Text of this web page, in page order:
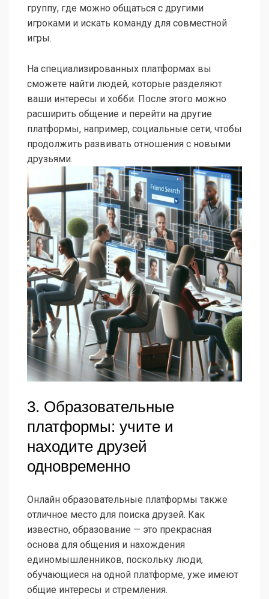
группу, где можно общаться с другими
игроками и искать команду для совместной
игры.
На специализированных платформах вы
сможете найти людей, которые разделяют
ваши интересы и хобби. После этого можно
расширить общение и перейти на другие
платформы, например, социальные сети, чтобы
продолжить развивать отношения с новыми
друзьями.
3. Образовательные
платформы: учите и
находите друзей
одновременно
Онлайн образовательные платформы также
отличное место для поиска друзей. Как
известно, образование — это прекрасная
основа для общения и нахождения
единомышленников, поскольку люди,
обучающиеся на одной платформе, уже имеют
общие интересы и стремления.